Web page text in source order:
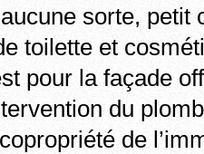
sorte, petit
toilette et
pour la façade
du
de